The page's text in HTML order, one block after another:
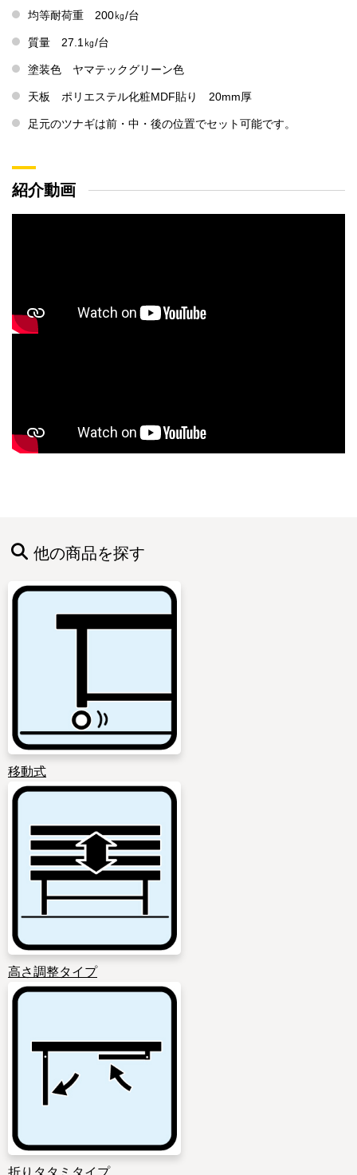
均等耐荷重 200㎏/台
質量 27.1㎏/台
塗装色 ヤマテックグリーン色
天板 ポリエステル化粧MDF貼り 20mm厚
足元のツナギは前・中・後の位置でセット可能です。
紹介動画
他の商品を探す
移動式
高さ調整タイプ